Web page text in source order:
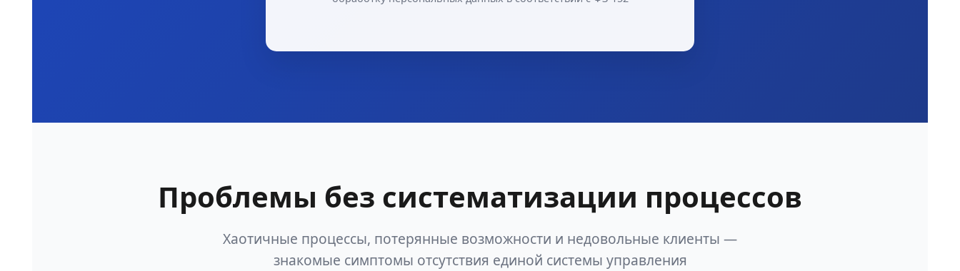
Проблемы без систематизации процессов
Хаотичные процессы, потерянные возможности и недовольные клиенты —
знакомые симптомы отсутствия единой системы управления